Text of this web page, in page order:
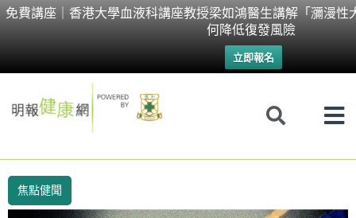
免費講座｜香港大學血液科講座教授梁如鴻醫生講解「瀰漫性
何降低復發風險
立即報名
Skip
焦點健聞